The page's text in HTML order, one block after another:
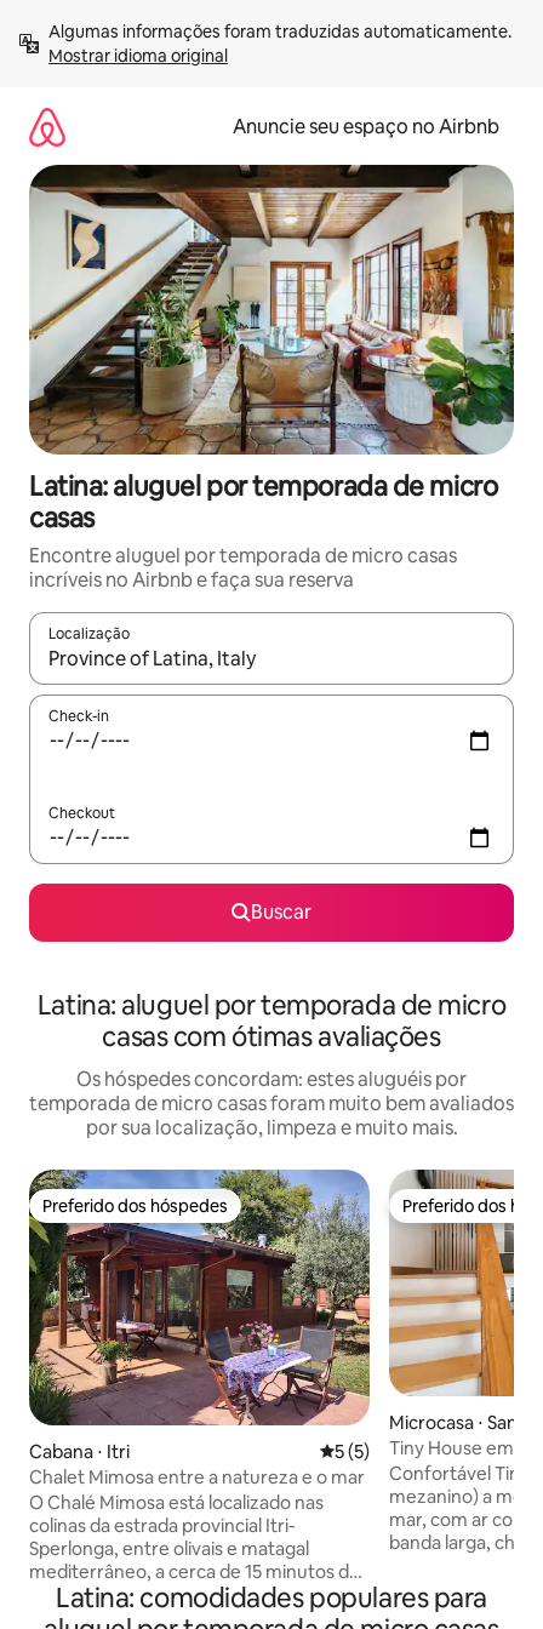
para
Mostrar idioma original
Anuncie seu espaço no Airbnb
Latina: aluguel por temporada de micro
casas
Encontre aluguel por temporada de micro casas
incríveis no Airbnb e faça sua reserva
Localização
Quando os resultados estiverem disponíveis, explore-os
Check-in
Checkout
Buscar
Latina: aluguel por temporada de micro
casas com ótimas avaliações
Os hóspedes concordam: estes aluguéis por
temporada de micro casas foram muito bem avaliados
por sua localização, limpeza e muito mais.
Preferido dos hóspedes
Preferido dos hóspedes
Cabana ⋅ Itri 5 de uma avaliação média
5 (5)
Chalet Mimosa entre a natureza e o mar
O Chalé Mimosa está localizado nas
colinas da estrada provincial Itri-
Sperlonga, entre olivais e matagal
mediterrâneo, a cerca de 15 minutos da
Riviera de Ulisses e das belas praias das
aldeias de Sperlonga e Gaeta. O chalé
Preferido dos
Preferido dos
Microcasa ⋅ San
Tiny House em
Confortável Tiny
mezanino) a
mar, com ar
banda larga,
estacionamento
está localizado a
Latina: comodidades populares para